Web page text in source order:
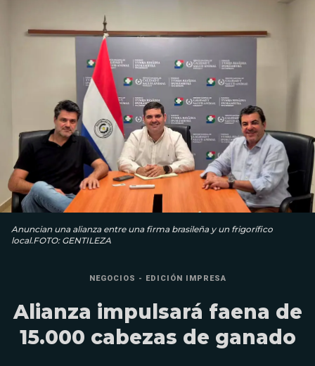
Anuncian una alianza entre una firma brasileña y un frigorífico
local.FOTO: GENTILEZA
NEGOCIOS - EDICIÓN IMPRESA
Alianza impulsará faena de
15.000 cabezas de ganado